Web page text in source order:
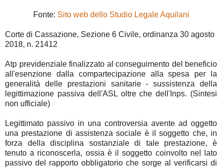
Fonte: Sito web dello Studio Legale Aquilani
Corte di Cassazione, Sezione 6 Civile, ordinanza 30 agosto
2018, n. 21412
Atp previdenziale finalizzato al conseguimento del beneficio
all'esenzione dalla compartecipazione alla spesa per la
generalità delle prestazioni sanitarie - sussistenza della
legittimazione passiva dell'ASL oltre che dell'Inps. (Sintesi
non ufficiale)
Legittimato passivo in una controversia avente ad oggetto
una prestazione di assistenza sociale è il soggetto che, in
forza della disciplina sostanziale di tale prestazione, è
tenuto a riconoscerla, ossia è il soggetto coinvolto nel lato
passivo del rapporto obbligatorio che sorge al verificarsi di